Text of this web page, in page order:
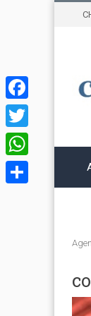
Facebook
Twitter
WhatsApp